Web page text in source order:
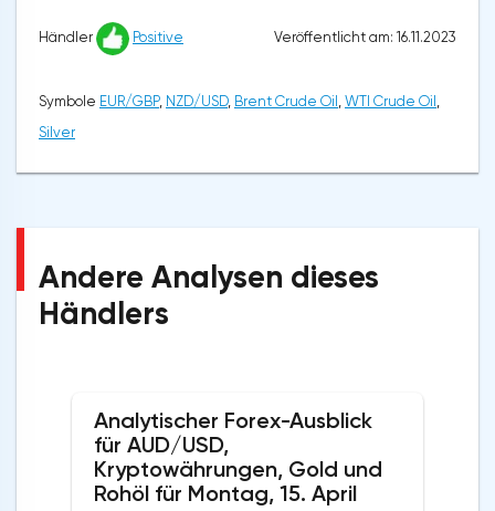
Händler Positive Veröffentlicht am: 16.11.2023
Symbole EUR/GBP, NZD/USD, Brent Crude Oil , WTI Crude Oil ,
Silver
Andere Analysen dieses
Händlers
Analytischer Forex-Ausblick
für AUD/USD,
Kryptowährungen, Gold und
Rohöl für Montag, 15. April